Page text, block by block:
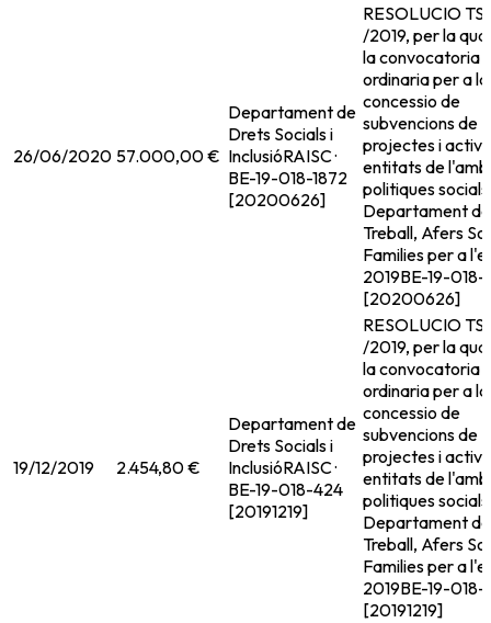
26/06/2020 57.000,00 €
Departament de
Drets Socials i
InclusióRAISC ·
BE-19-018-1872
[20200626]
RESOLUCIO
/2019, per la
la convocatoria
ordinaria per a la
concessio de
subvencions de
projectes i
entitats de
politiques
Departament de
Treball, Afers
Families per a
2019BE-19-018-
[20200626]
19/12/2019 2.454,80 €
Departament de
Drets Socials i
InclusióRAISC ·
BE-19-018-424
[20191219]
RESOLUCIO
/2019, per la
la convocatoria
ordinaria per a la
concessio de
subvencions de
projectes i
entitats de
politiques
Departament de
Treball, Afers
Families per a
2019BE-19-
[20191219]